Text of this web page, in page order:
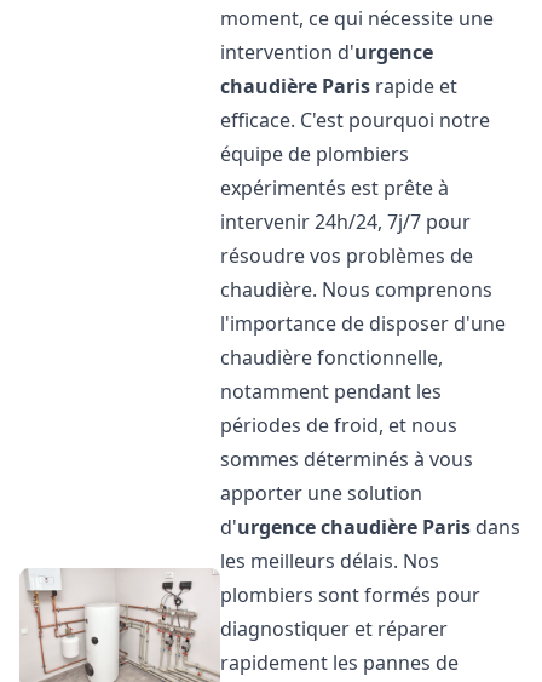
moment, ce qui nécessite une
intervention d'urgence
chaudière Paris rapide et
efficace. C'est pourquoi notre
équipe de plombiers
expérimentés est prête à
intervenir 24h/24, 7j/7 pour
résoudre vos problèmes de
chaudière. Nous comprenons
l'importance de disposer d'une
chaudière fonctionnelle,
notamment pendant les
périodes de froid, et nous
sommes déterminés à vous
apporter une solution
d'urgence chaudière Paris dans
les meilleurs délais. Nos
plombiers sont formés pour
diagnostiquer et réparer
rapidement les pannes de